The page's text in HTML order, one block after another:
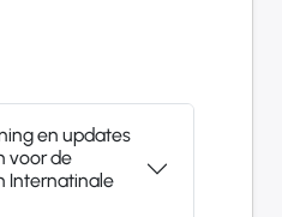
en updates
voor de
Internatinale